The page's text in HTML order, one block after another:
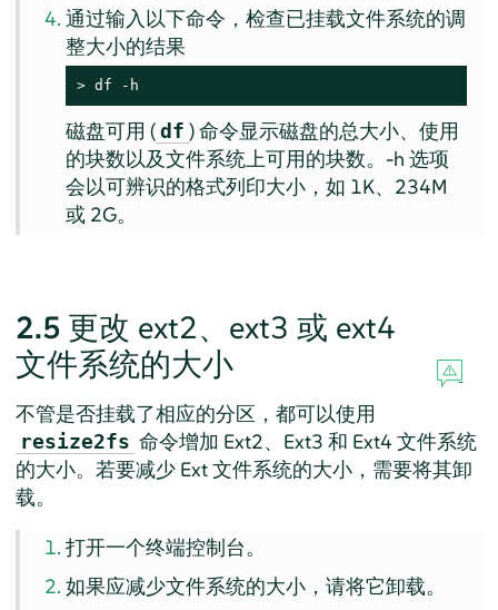
通过输入以下命令，检查已挂载文件系统的调
整大小的结果
> df -h
磁盘可用 (df ) 命令显示磁盘的总大小、使用
的块数以及文件系统上可用的块数。-h 选项
会以可辨识的格式列印大小，如 1K、234M
或 2G。
2.5 更改 ext2、ext3 或 ext4
文件系统的大小
不管是否挂载了相应的分区，都可以使用
resize2fs 命令增加 Ext2、Ext3 和 Ext4 文件系统
的大小。若要减少 Ext 文件系统的大小，需要将其卸
载。
打开一个终端控制台。
如果应减少文件系统的大小，请将它卸载。